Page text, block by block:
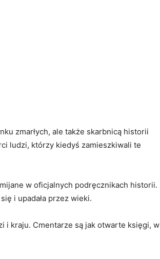
zmarłych, ale⁤ także ⁢skarbnicą historii
ludzi, którzy kiedyś zamieszkiwali te
w oficjalnych ⁤podręcznikach⁤ historii.
i upadała ​przez wieki.
i kraju. Cmentarze są jak otwarte księgi, w